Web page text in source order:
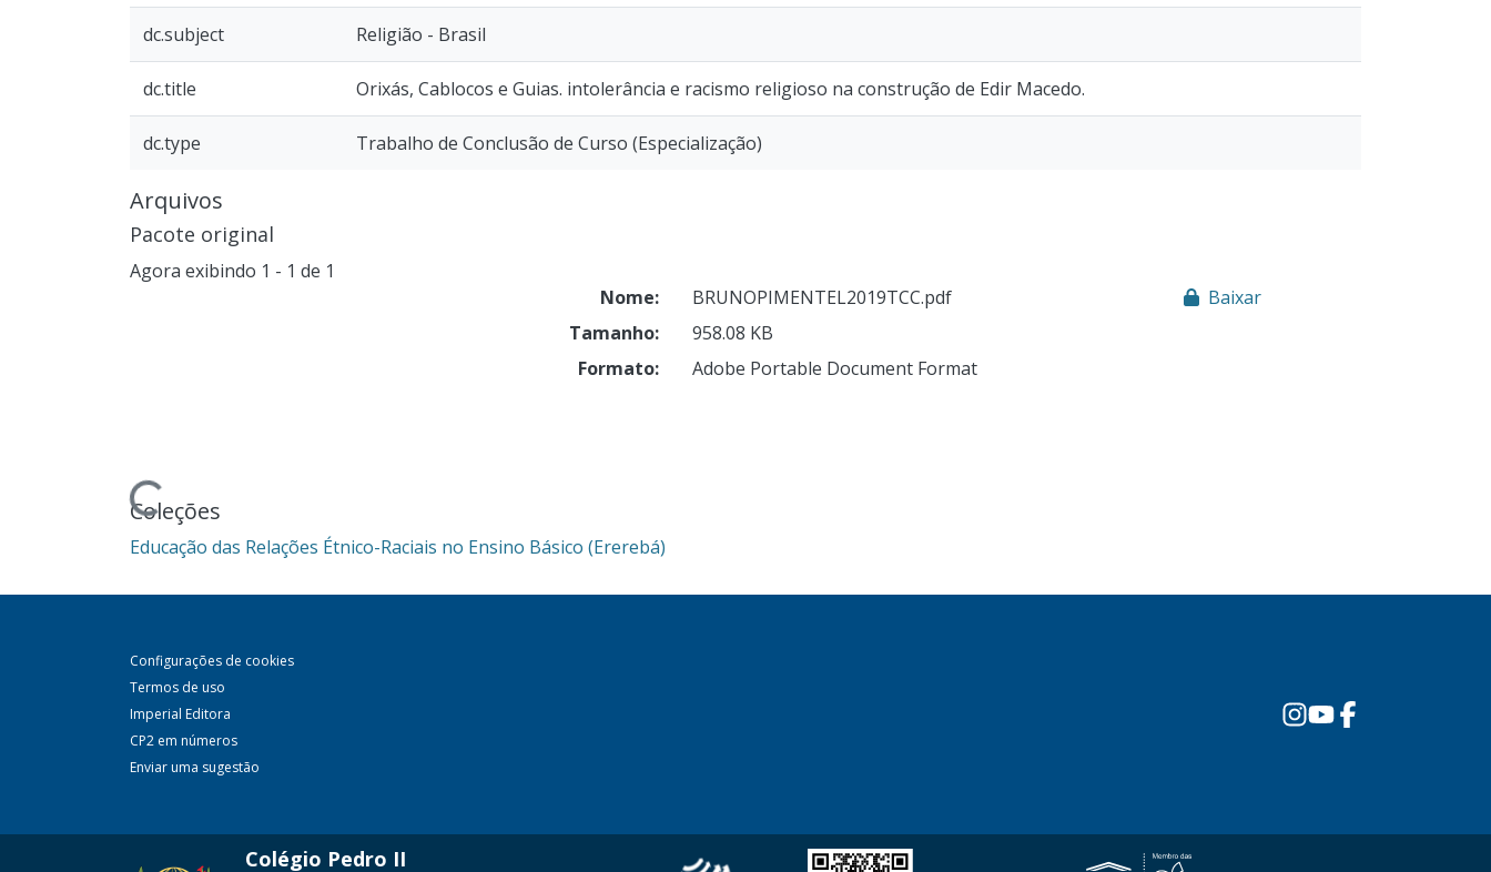
dc.subject Religião - Brasil
dc.title Orixás, Cablocos e Guias. intolerância e racismo religioso na construção de Edir Macedo.
dc.type Trabalho de Conclusão de Curso (Especialização)
Arquivos
Pacote original
Agora exibindo 1 - 1 de 1
Carregando...
Nome:
BRUNOPIMENTEL2019TCC.pdf
Tamanho:
958.08 KB
Formato:
Adobe Portable Document Format
Baixar
Coleções
Educação das Relações Étnico-Raciais no Ensino Básico (Ererebá)
Configurações de cookies
Termos de uso
Imperial Editora
CP2 em números
Enviar uma sugestão
Colégio Pedro II